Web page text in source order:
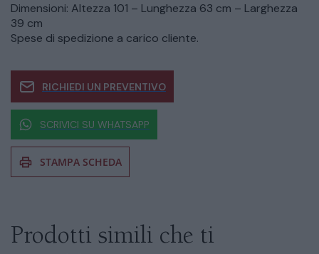
Dimensioni: Altezza 101 – Lunghezza 63 cm – Larghezza
39 cm
Spese di spedizione a carico cliente.
RICHIEDI UN PREVENTIVO
SCRIVICI SU WHATSAPP
STAMPA SCHEDA
esitate a chiedere informazioni
Prodotti simili che ti